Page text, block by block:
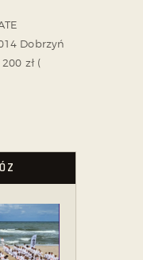
Dobrzyń
zł (